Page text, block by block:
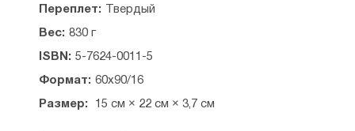
Переплет: Твердый
Вес: 830 г
ISBN: 5-7624-0011-5
Формат: 60x90/16
Размер: 15 см × 22 см × 3,7 см